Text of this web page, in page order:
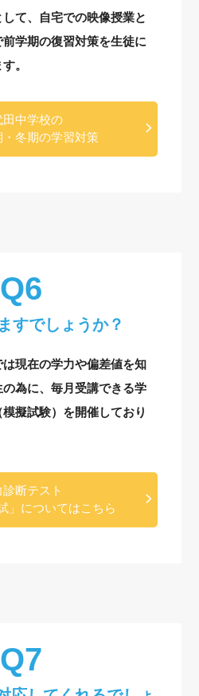
て、自宅での映像授業と
学期の復習対策を生徒に
。
田中学校の
冬期の学習対策
すでしょうか？
現在の学力や偏差値を知
為に、毎月受講できる学
擬試験）を開催しており
診断テスト
」についてはこちら